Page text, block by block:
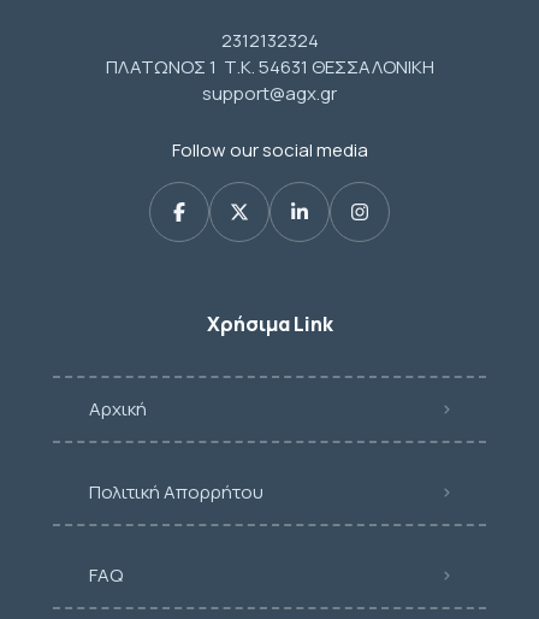
2312132324
ΠΛΑΤΩΝΟΣ 1 Τ.Κ. 54631 ΘΕΣΣΑΛΟΝΙΚΗ
support@agx.gr
Follow our social media
Χρήσιμα Link
Αρχική
Πολιτική Απορρήτου
FAQ